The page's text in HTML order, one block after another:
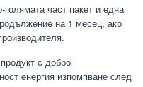
част пакет и една
на 1 месец, ако
с добро
енергия изпомпване след